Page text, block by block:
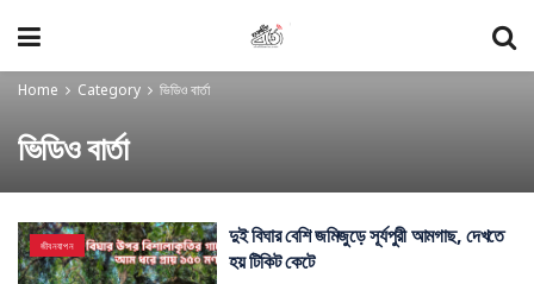
Home Category ভিডিও বার্তা
ভিডিও বার্তা
জীবনযাপন
দুই বিঘার বেশি জমিজুড়ে সূর্যপুরী আমগাছ, দেখতে
হয় টিকিট কেটে